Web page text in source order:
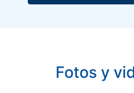
Fotos y